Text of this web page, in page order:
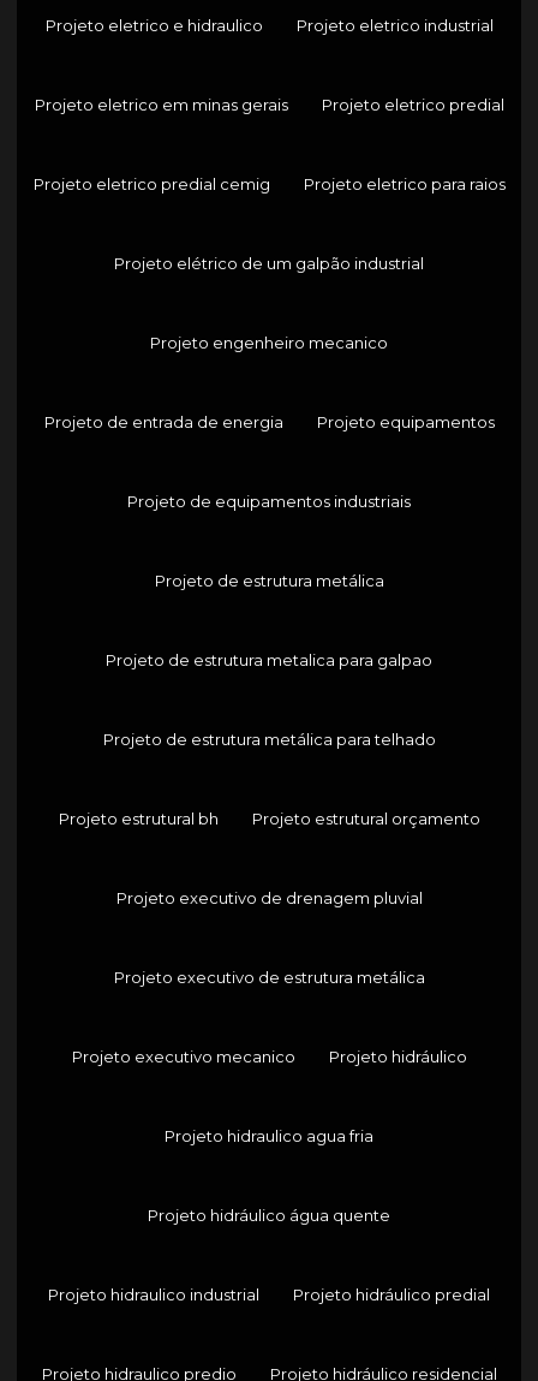
Projeto eletrico e hidraulico Projeto eletrico industrial
Projeto eletrico em minas gerais Projeto eletrico predial
Projeto eletrico predial cemig Projeto eletrico para raios
Projeto elétrico de um galpão industrial
Projeto engenheiro mecanico
Projeto de entrada de energia Projeto equipamentos
Projeto de equipamentos industriais
Projeto de estrutura metálica
Projeto de estrutura metalica para galpao
Projeto de estrutura metálica para telhado
Projeto estrutural bh Projeto estrutural orçamento
Projeto executivo de drenagem pluvial
Projeto executivo de estrutura metálica
Projeto executivo mecanico Projeto hidráulico
Projeto hidraulico agua fria
Projeto hidráulico água quente
Projeto hidraulico industrial Projeto hidráulico predial
Projeto hidraulico predio Projeto hidráulico residencial